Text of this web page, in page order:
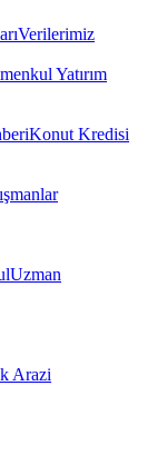
Verilerimiz
Yatırım
Konut Kredisi
Uzman
Arazi